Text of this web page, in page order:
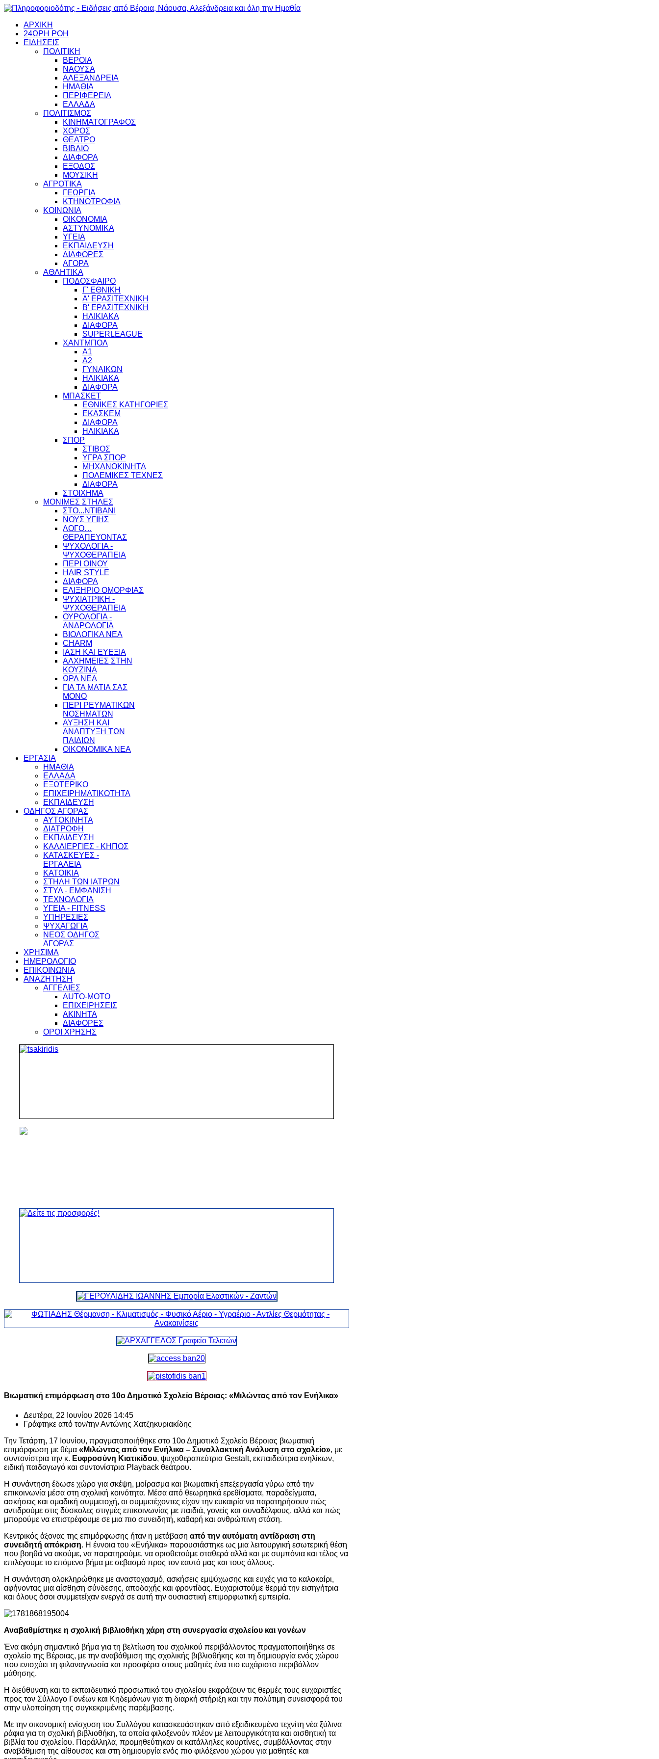
ΑΡΧΙΚΗ
24ΩΡΗ ΡΟΗ
ΕΙΔΗΣΕΙΣ
ΠΟΛΙΤΙΚΗ
ΒΕΡΟΙΑ
ΝΑΟΥΣΑ
ΑΛΕΞΑΝΔΡΕΙΑ
ΗΜΑΘΙΑ
ΠΕΡΙΦΕΡΕΙΑ
ΕΛΛΑΔΑ
ΠΟΛΙΤΙΣΜΟΣ
ΚΙΝΗΜΑΤΟΓΡΑΦΟΣ
ΧΟΡΟΣ
ΘΕΑΤΡΟ
ΒΙΒΛΙΟ
ΔΙΑΦΟΡΑ
ΕΞΟΔΟΣ
ΜΟΥΣΙΚΗ
ΑΓΡΟΤΙΚΑ
ΓΕΩΡΓΙΑ
ΚΤΗΝΟΤΡΟΦΙΑ
ΚΟΙΝΩΝΙΑ
ΟΙΚΟΝΟΜΙΑ
ΑΣΤΥΝΟΜΙΚΑ
ΥΓΕΙΑ
ΕΚΠΑΙΔΕΥΣΗ
ΔΙΑΦΟΡΕΣ
ΑΓΟΡΑ
ΑΘΛΗΤΙΚΑ
ΠΟΔΟΣΦΑΙΡΟ
Γ' ΕΘΝΙΚΗ
Α' ΕΡΑΣΙΤΕΧΝΙΚΗ
Β' ΕΡΑΣΙΤΕΧΝΙΚΗ
ΗΛΙΚΙΑΚΑ
ΔΙΑΦΟΡΑ
SUPERLEAGUE
ΧΑΝΤΜΠΟΛ
Α1
Α2
ΓΥΝΑΙΚΩΝ
ΗΛΙΚΙΑΚΑ
ΔΙΑΦΟΡΑ
ΜΠΑΣΚΕΤ
ΕΘΝΙΚΕΣ ΚΑΤΗΓΟΡΙΕΣ
ΕΚΑΣΚΕΜ
ΔΙΑΦΟΡΑ
ΗΛΙΚΙΑΚΑ
ΣΠΟΡ
ΣΤΙΒΟΣ
ΥΓΡΑ ΣΠΟΡ
ΜΗΧΑΝΟΚΙΝΗΤΑ
ΠΟΛΕΜΙΚΕΣ ΤΕΧΝΕΣ
ΔΙΑΦΟΡΑ
ΣΤΟΙΧΗΜΑ
ΜΟΝΙΜΕΣ ΣΤΗΛΕΣ
ΣΤΟ...ΝΤΙΒΑΝΙ
ΝΟΥΣ ΥΓΙΗΣ
ΛΟΓΟ…
ΘΕΡΑΠΕΥΟΝΤΑΣ
ΨΥΧΟΛΟΓΙΑ -
ΨΥΧΟΘΕΡΑΠΕΙΑ
ΠΕΡΙ ΟΙΝΟΥ
HAIR STYLE
ΔΙΑΦΟΡΑ
ΕΛΙΞΗΡΙΟ ΟΜΟΡΦΙΑΣ
ΨΥΧΙΑΤΡΙΚΗ -
ΨΥΧΟΘΕΡΑΠΕΙΑ
ΟΥΡΟΛΟΓΙΑ -
ΑΝΔΡΟΛΟΓΙΑ
ΒΙΟΛΟΓΙΚΑ ΝΕΑ
CHARM
ΙΑΣΗ ΚΑΙ ΕΥΕΞΙΑ
ΑΛΧΗΜΕΙΕΣ ΣΤΗΝ
ΚΟΥΖΙΝΑ
ΩΡΛ ΝEA
ΓΙΑ ΤΑ ΜΑΤΙΑ ΣΑΣ
ΜΟΝΟ
ΠΕΡΙ ΡΕΥΜΑΤΙΚΩΝ
ΝΟΣΗΜΑΤΩΝ
ΑΥΞΗΣΗ ΚΑΙ
ΑΝΑΠΤΥΞΗ ΤΩΝ
ΠΑΙΔΙΩΝ
ΟΙΚΟΝΟΜΙΚΑ ΝΕΑ
ΕΡΓΑΣΙΑ
ΗΜΑΘΙΑ
ΕΛΛΑΔΑ
ΕΞΩΤΕΡΙΚΟ
ΕΠΙΧΕΙΡΗΜΑΤΙΚΟΤΗΤΑ
ΕΚΠΑΙΔΕΥΣΗ
ΟΔΗΓΟΣ ΑΓΟΡΑΣ
ΑΥΤΟΚΙΝΗΤΑ
ΔΙΑΤΡΟΦΗ
ΕΚΠΑΙΔΕΥΣΗ
ΚΑΛΛΙΕΡΓΙΕΣ - ΚΗΠΟΣ
ΚΑΤΑΣΚΕΥΕΣ -
ΕΡΓΑΛΕΙΑ
ΚΑΤΟΙΚΙΑ
ΣΤΗΛΗ ΤΩΝ ΙΑΤΡΩΝ
ΣΤΥΛ - ΕΜΦΑΝΙΣΗ
ΤΕΧΝΟΛΟΓΙΑ
ΥΓΕΙΑ - FITNESS
ΥΠΗΡΕΣΙΕΣ
ΨΥΧΑΓΩΓΙΑ
ΝΕΟΣ ΟΔΗΓΟΣ
ΑΓΟΡΑΣ
ΧΡΗΣΙΜΑ
ΗΜΕΡΟΛΟΓΙΟ
ΕΠΙΚΟΙΝΩΝΙΑ
ΑΝΑΖΗΤΗΣΗ
ΑΓΓΕΛΙΕΣ
AUTO-MOTO
ΕΠΙΧΕΙΡΗΣΕΙΣ
ΑΚΙΝΗΤΑ
ΔΙΑΦΟΡΕΣ
ΟΡΟΙ ΧΡΗΣΗΣ
Βιωματική επιμόρφωση στο 10ο Δημοτικό Σχολείο Βέροιας: «Μιλώντας από τον Ενήλικα»
Δευτέρα, 22 Ιουνίου 2026 14:45
Γράφτηκε από τον/τηνΑντώνης Χατζηκυριακίδης
Την Τετάρτη, 17 Ιουνίου, πραγματοποιήθηκε στο 10ο Δημοτικό Σχολείο Βέροιας βιωματική
επιμόρφωση με θέμα «Μιλώντας από τον Ενήλικα – Συναλλακτική Ανάλυση στο σχολείο», με
συντονίστρια την κ. Ευφροσύνη Κιατικίδου, ψυχοθεραπεύτρια Gestalt, εκπαιδεύτρια ενηλίκων,
ειδική παιδαγωγό και συντονίστρια Playback θεάτρου.
Η συνάντηση έδωσε χώρο για σκέψη, μοίρασμα και βιωματική επεξεργασία γύρω από την
επικοινωνία μέσα στη σχολική κοινότητα. Μέσα από θεωρητικά ερεθίσματα, παραδείγματα,
ασκήσεις και ομαδική συμμετοχή, οι συμμετέχοντες είχαν την ευκαιρία να παρατηρήσουν πώς
αντιδρούμε στις δύσκολες στιγμές επικοινωνίας με παιδιά, γονείς και συναδέλφους, αλλά και πώς
μπορούμε να επιστρέφουμε σε μια πιο συνειδητή, καθαρή και ανθρώπινη στάση.
Κεντρικός άξονας της επιμόρφωσης ήταν η μετάβαση από την αυτόματη αντίδραση στη
συνειδητή απόκριση. Η έννοια του «Ενήλικα» παρουσιάστηκε ως μια λειτουργική εσωτερική θέση
που βοηθά να ακούμε, να παρατηρούμε, να οριοθετούμε σταθερά αλλά και με συμπόνια και τέλος να
επιλέγουμε το επόμενο βήμα με σεβασμό προς τον εαυτό μας και τους άλλους.
Η συνάντηση ολοκληρώθηκε με αναστοχασμό, ασκήσεις εμψύχωσης και ευχές για το καλοκαίρι,
αφήνοντας μια αίσθηση σύνδεσης, αποδοχής και φροντίδας. Ευχαριστούμε θερμά την εισηγήτρια
και όλους όσοι συμμετείχαν ενεργά σε αυτή την ουσιαστική επιμορφωτική εμπειρία.
Αναβαθμίστηκε η σχολική βιβλιοθήκη χάρη στη συνεργασία σχολείου και γονέων
Ένα ακόμη σημαντικό βήμα για τη βελτίωση του σχολικού περιβάλλοντος πραγματοποιήθηκε σε
σχολείο της Βέροιας, με την αναβάθμιση της σχολικής βιβλιοθήκης και τη δημιουργία ενός χώρου
που ενισχύει τη φιλαναγνωσία και προσφέρει στους μαθητές ένα πιο ευχάριστο περιβάλλον
μάθησης.
Η διεύθυνση και το εκπαιδευτικό προσωπικό του σχολείου εκφράζουν τις θερμές τους ευχαριστίες
προς τον Σύλλογο Γονέων και Κηδεμόνων για τη διαρκή στήριξη και την πολύτιμη συνεισφορά του
στην υλοποίηση της συγκεκριμένης παρέμβασης.
Με την οικονομική ενίσχυση του Συλλόγου κατασκευάστηκαν από εξειδικευμένο τεχνίτη νέα ξύλινα
ράφια για τη σχολική βιβλιοθήκη, τα οποία φιλοξενούν πλέον με λειτουργικότητα και αισθητική τα
βιβλία του σχολείου. Παράλληλα, προμηθεύτηκαν οι κατάλληλες κουρτίνες, συμβάλλοντας στην
αναβάθμιση της αίθουσας και στη δημιουργία ενός πιο φιλόξενου χώρου για μαθητές και